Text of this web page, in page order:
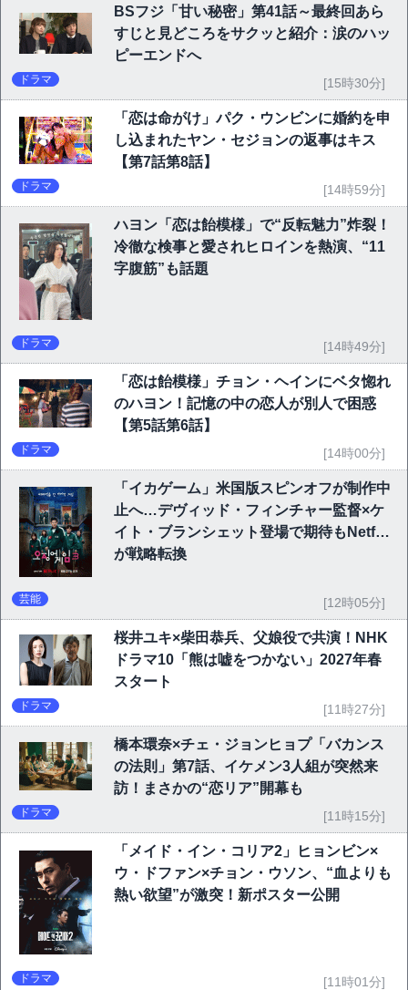
BSフジ「甘い秘密」第41話～最終回あら
すじと見どころをサクッと紹介：涙のハッ
ピーエンドへ
ドラマ [15時30分]
「恋は命がけ」パク・ウンビンに婚約を申
し込まれたヤン・セジョンの返事はキス
【第7話第8話】
ドラマ [14時59分]
ハヨン「恋は飴模様」で“反転魅力”炸裂！
冷徹な検事と愛されヒロインを熱演、“11
字腹筋”も話題
ドラマ [14時49分]
「恋は飴模様」チョン・ヘインにベタ惚れ
のハヨン！記憶の中の恋人が別人で困惑
【第5話第6話】
ドラマ [14時00分]
「イカゲーム」米国版スピンオフが制作中
止へ…デヴィッド・フィンチャー監督×ケ
イト・ブランシェット登場で期待もNetflix
が戦略転換
芸能 [12時05分]
桜井ユキ×柴田恭兵、父娘役で共演！NHK
ドラマ10「熊は嘘をつかない」2027年春
スタート
ドラマ [11時27分]
橋本環奈×チェ・ジョンヒョプ「バカンス
の法則」第7話、イケメン3人組が突然来
訪！まさかの“恋リア”開幕も
ドラマ [11時15分]
「メイド・イン・コリア2」ヒョンビン×
ウ・ドファン×チョン・ウソン、“血よりも
熱い欲望”が激突！新ポスター公開
ドラマ [11時01分]